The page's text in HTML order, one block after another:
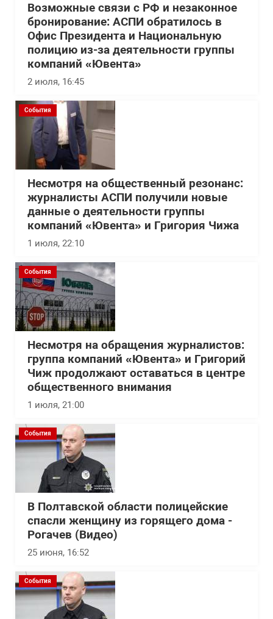
Возможные связи с РФ и незаконное
бронирование: АСПИ обратилось в
Офис Президента и Национальную
полицию из-за деятельности группы
компаний «Ювента»
2 июля, 16:45
События
Несмотря на общественный резонанс:
журналисты АСПИ получили новые
данные о деятельности группы
компаний «Ювента» и Григория Чижа
1 июля, 22:10
События
Несмотря на обращения журналистов:
группа компаний «Ювента» и Григорий
Чиж продолжают оставаться в центре
общественного внимания
1 июля, 21:00
События
В Полтавской области полицейские
спасли женщину из горящего дома -
Рогачев (Видео)
25 июня, 16:52
События